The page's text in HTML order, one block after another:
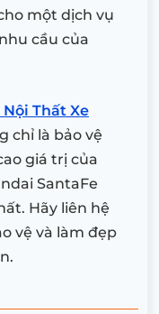
một dịch vụ
cầu của
Nội Thất Xe
chỉ là bảo vệ
giá trị của
SantaFe
Hãy liên hệ
vệ và làm đẹp